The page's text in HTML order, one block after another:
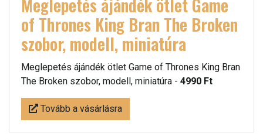
Meglepetés ájándék ötlet Game
of Thrones King Bran The Broken
szobor, modell, miniatúra
Meglepetés ájándék ötlet Game of Thrones King Bran
The Broken szobor, modell, miniatúra - 4990 Ft
Tovább a vásárlásra